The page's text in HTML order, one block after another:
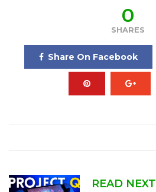
0
SHARES
Share On Facebook
READ NEXT